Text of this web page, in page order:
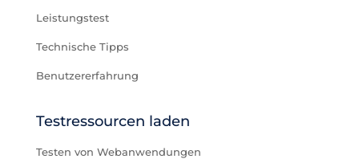
Leistungstest
Technische Tipps
Benutzererfahrung
Testressourcen laden
Testen von Webanwendungen